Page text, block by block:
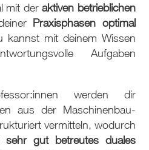
mit deraktiven betrieblichen
Praxisphasen optimal
mit deinem Wissen
Aufgaben
werden dir
aus der Maschinenbau-
vermitteln, wodurch
sehr gut betreutes duales